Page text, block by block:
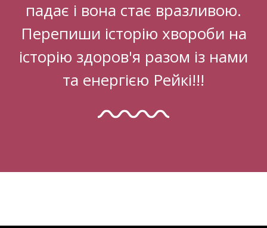
падає і вона стає вразливою.
Перепиши історію хвороби на
історію здоров'я разом із нами
та енергією Рейкі!!!